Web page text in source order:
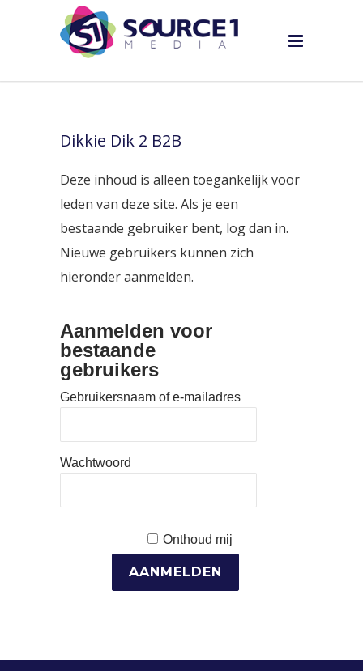
Dikkie Dik 2 B2B
Deze inhoud is alleen toegankelijk voor
leden van deze site. Als je een
bestaande gebruiker bent, log dan in.
Nieuwe gebruikers kunnen zich
hieronder aanmelden.
Aanmelden voor
bestaande
gebruikers
Gebruikersnaam of e-mailadres
Wachtwoord
Onthoud mij